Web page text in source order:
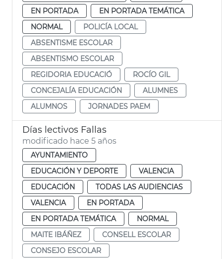
EN PORTADA
EN PORTADA TEMÁTICA
NORMAL
POLICÍA LOCAL
ABSENTISME ESCOLAR
ABSENTISMO ESCOLAR
REGIDORIA EDUCACIÓ
ROCÍO GIL
CONCEJALÍA EDUCACIÓN
ALUMNES
ALUMNOS
JORNADES PAEM
Días lectivos Fallas
modificado hace 5 años
AYUNTAMIENTO
EDUCACIÓN Y DEPORTE
VALENCIA
EDUCACIÓN
TODAS LAS AUDIENCIAS
VALENCIA
EN PORTADA
EN PORTADA TEMÁTICA
NORMAL
MAITE IBÁÑEZ
CONSELL ESCOLAR
CONSEJO ESCOLAR